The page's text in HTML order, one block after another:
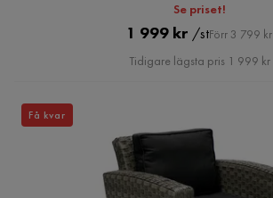
Se priset!
Pris
1 999 kr /st
Original
Pris
Förr 3 799 kr
Tidigare lägsta pris 1 999 kr
Få kvar